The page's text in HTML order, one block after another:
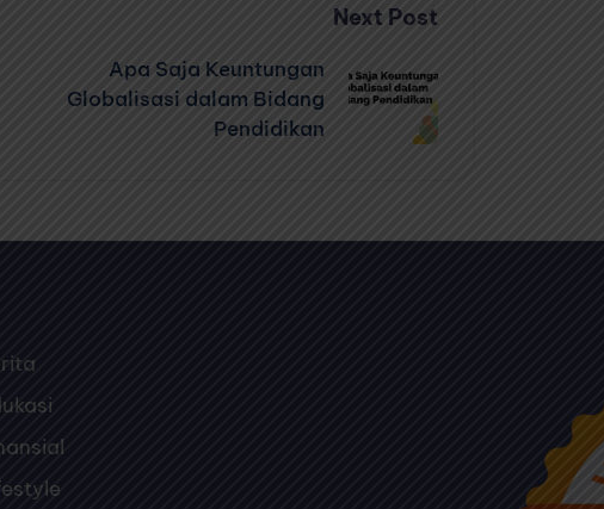
Next Post
Apa Saja Keuntungan
Globalisasi dalam Bidang
Pendidikan